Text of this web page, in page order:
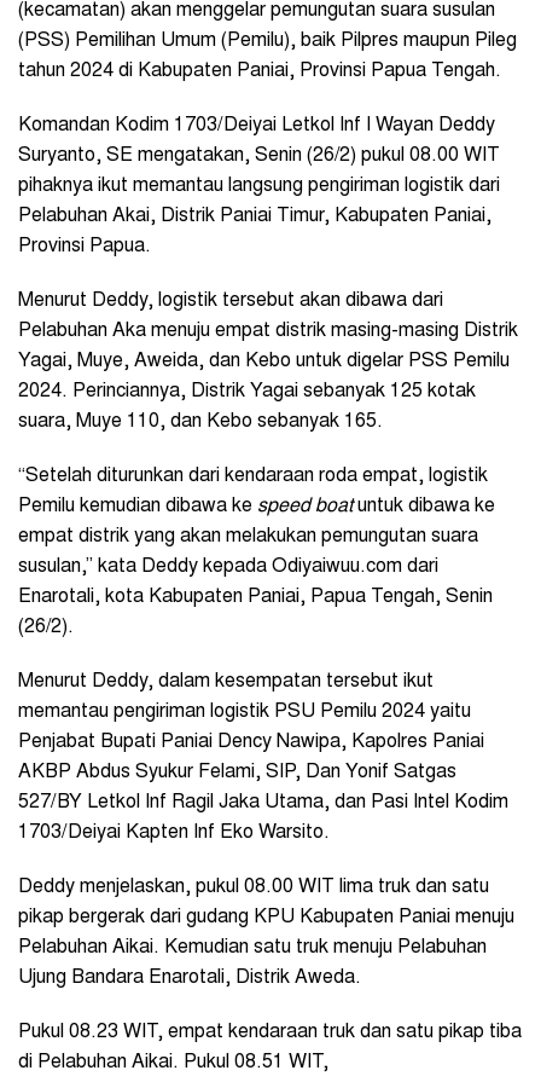
(kecamatan) akan menggelar pemungutan suara susulan
(PSS) Pemilihan Umum (Pemilu), baik Pilpres maupun Pileg
tahun 2024 di Kabupaten Paniai, Provinsi Papua Tengah.
Komandan Kodim 1703/Deiyai Letkol Inf I Wayan Deddy
Suryanto, SE mengatakan, Senin (26/2) pukul 08.00 WIT
pihaknya ikut memantau langsung pengiriman logistik dari
Pelabuhan Akai, Distrik Paniai Timur, Kabupaten Paniai,
Provinsi Papua.
Menurut Deddy, logistik tersebut akan dibawa dari
Pelabuhan Aka menuju empat distrik masing-masing Distrik
Yagai, Muye, Aweida, dan Kebo untuk digelar PSS Pemilu
2024. Perinciannya, Distrik Yagai sebanyak 125 kotak
suara, Muye 110, dan Kebo sebanyak 165.
“Setelah diturunkan dari kendaraan roda empat, logistik
Pemilu kemudian dibawa ke speed boatuntuk dibawa ke
empat distrik yang akan melakukan pemungutan suara
susulan,” kata Deddy kepada Odiyaiwuu.com dari
Enarotali, kota Kabupaten Paniai, Papua Tengah, Senin
(26/2).
Menurut Deddy, dalam kesempatan tersebut ikut
memantau pengiriman logistik PSU Pemilu 2024 yaitu
Penjabat Bupati Paniai Dency Nawipa, Kapolres Paniai
AKBP Abdus Syukur Felami, SIP, Dan Yonif Satgas
527/BY Letkol Inf Ragil Jaka Utama, dan Pasi Intel Kodim
1703/Deiyai Kapten Inf Eko Warsito.
Deddy menjelaskan, pukul 08.00 WIT lima truk dan satu
pikap bergerak dari gudang KPU Kabupaten Paniai menuju
Pelabuhan Aikai. Kemudian satu truk menuju Pelabuhan
Ujung Bandara Enarotali, Distrik Aweda.
Pukul 08.23 WIT, empat kendaraan truk dan satu pikap tiba
di Pelabuhan Aikai. Pukul 08.51 WIT,